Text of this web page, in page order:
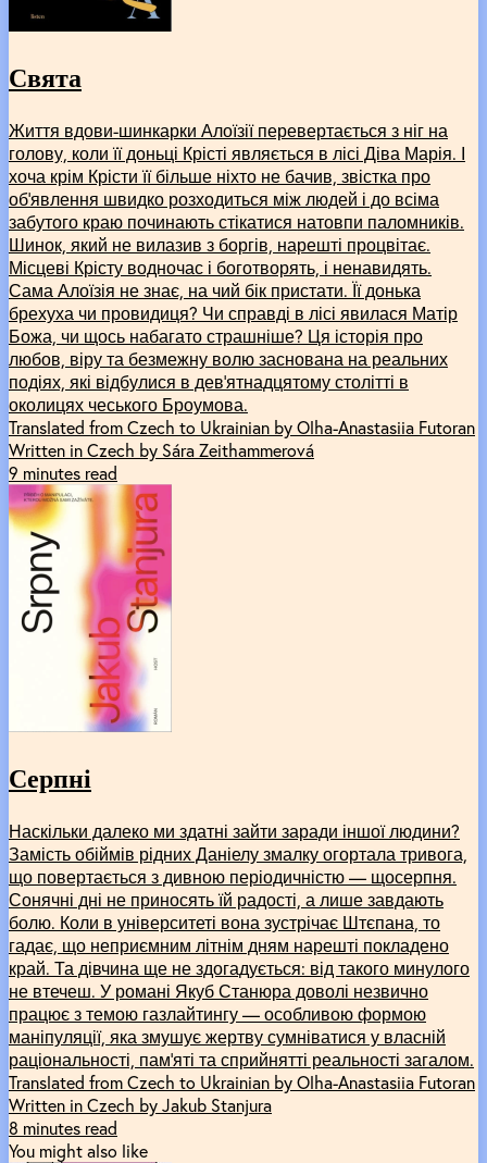
Свята
Життя вдови-шинкарки Алоїзії перевертається з ніг на
голову, коли її доньці Крісті являється в лісі Діва Марія. І
хоча крім Крісти її більше ніхто не бачив, звістка про
об’явлення швидко розходиться між людей і до всіма
забутого краю починають стікатися натовпи паломників.
Шинок, який не вилазив з боргів, нарешті процвітає.
Місцеві Крісту водночас і боготворять, і ненавидять.
Сама Алоїзія не знає, на чий бік пристати. Її донька
брехуха чи провидиця? Чи справді в лісі явилася Матір
Божа, чи щось набагато страшніше? Ця історія про
любов, віру та безмежну волю заснована на реальних
подіях, які відбулися в дев’ятнадцятому столітті в
околицях чеського Броумова.
Translated from Czech to Ukrainian by Olha-Anastasiia Futoran
Written in Czech by Sára Zeithammerová
9 minutes read
Серпні
Наскільки далеко ми здатні зайти заради іншої людини?
Замість обіймів рідних Даніелу змалку огортала тривога,
що повертається з дивною періодичністю — щосерпня.
Сонячні дні не приносять їй радості, а лише завдають
болю. Коли в університеті вона зустрічає Штєпана, то
гадає, що неприємним літнім дням нарешті покладено
край. Та дівчина ще не здогадується: від такого минулого
не втечеш. У романі Якуб Станюра доволі незвично
працює з темою газлайтингу — особливою формою
маніпуляції, яка змушує жертву сумніватися у власній
раціональності, пам’яті та сприйнятті реальності загалом.
Translated from Czech to Ukrainian by Olha-Anastasiia Futoran
Written in Czech by Jakub Stanjura
8 minutes read
You might also like